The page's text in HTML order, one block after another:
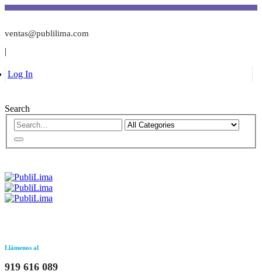
ventas@publilima.com
|
Log In
Search
Llámenos al
919 616 089